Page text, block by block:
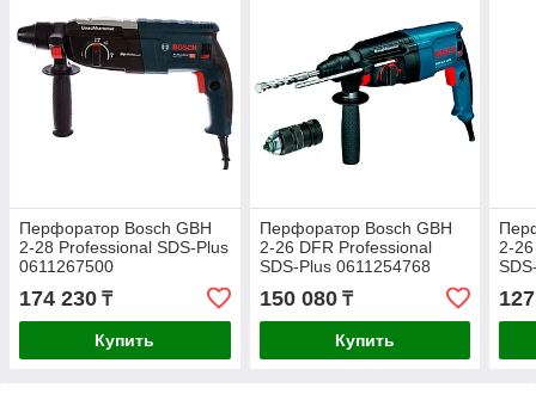
Перфоратор Bosch GBH
2-28 Professional SDS-Plus
0611267500
174 230 ₸
Купить
Перфоратор Bosch GBH
2-26 DFR Professional
SDS-Plus 0611254768
150 080₸
Купить
2-